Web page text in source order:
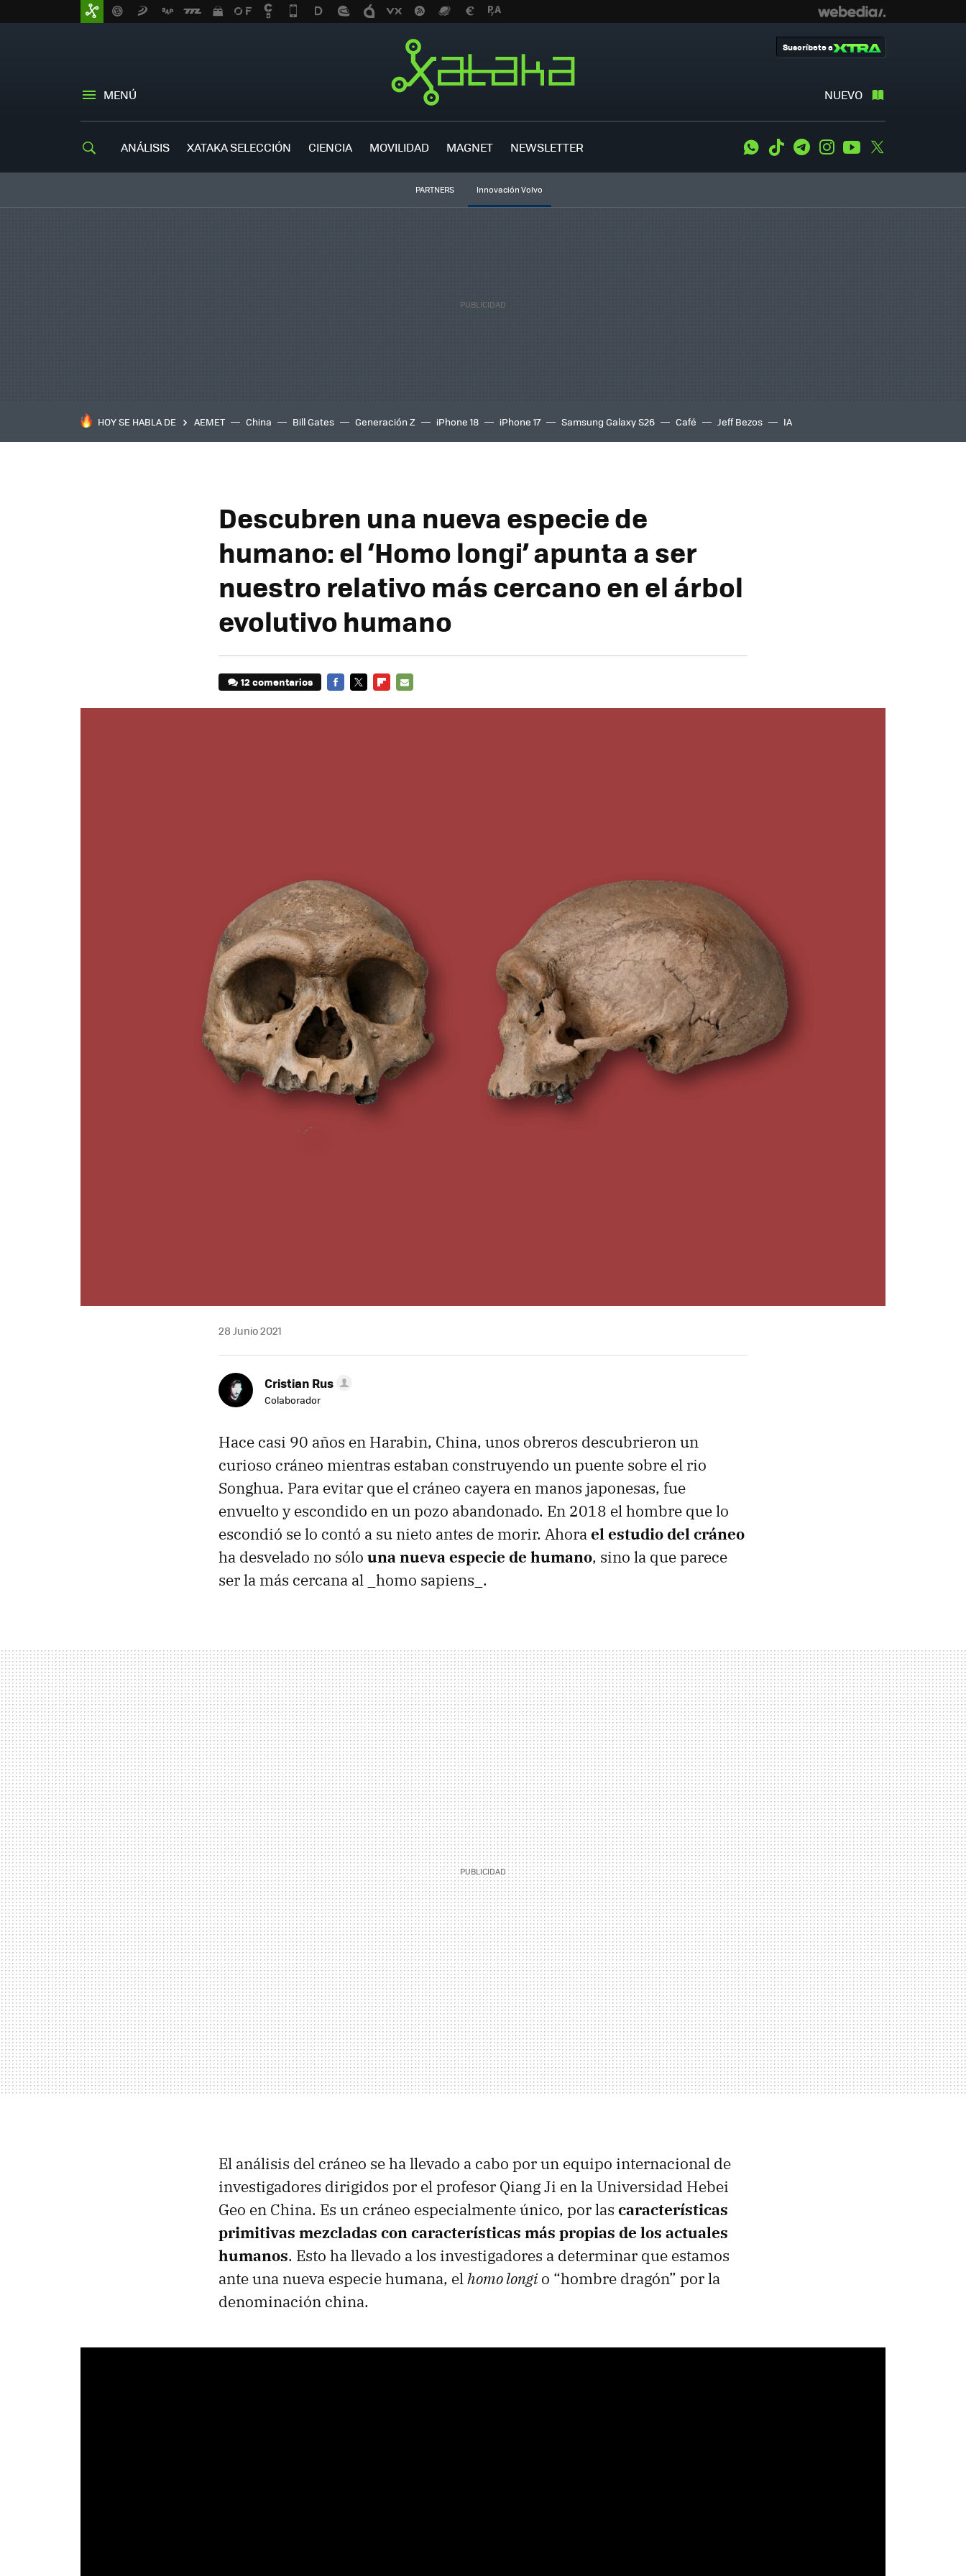
MENÚ NUEVO
Suscríbete a
ANÁLISIS XATAKA SELECCIÓN CIENCIA MOVILIDAD MAGNET NEWSLETTER WhatsApp
Tiktok TelegramInstagramYoutube
PARTNERS Innovación Volvo
HOY SE HABLA DE AEMET China Bill Gates Generación Z iPhone 18 iPhone 17 Samsung Galaxy S26 Café Jeff Bezos IA
Descubren una nueva especie de
humano: el ‘Homo longi’ apunta a ser
nuestro relativo más cercano en el árbol
evolutivo humano
12 comentarios
28 Junio 2021
Cristian Rus
Colaborador
Hace casi 90 años en Harabin, China, unos obreros descubrieron un
curioso cráneo mientras estaban construyendo un puente sobre el rio
Songhua. Para evitar que el cráneo cayera en manos japonesas, fue
envuelto y escondido en un pozo abandonado. En 2018 el hombre que lo
escondió se lo contó a su nieto antes de morir. Ahorael estudio del cráneo
ha desvelado no sólo una nueva especie de humano, sino la que parece
ser la más cercana al _homo sapiens_.
El análisis del cráneo se ha llevado a cabo por un equipo internacional de
investigadores dirigidos por el profesor Qiang Ji en la Universidad Hebei
Geo en China. Es un cráneo especialmente único, por las características
primitivas mezcladas con características más propias de los actuales
humanos. Esto ha llevado a los investigadores a determinar que estamos
ante una nueva especie humana, elhomo longio “hombre dragón” por la
denominación china.